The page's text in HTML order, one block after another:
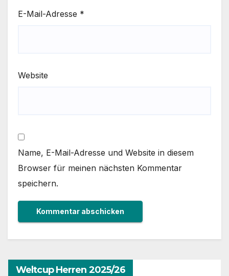
E-Mail-Adresse *
Website
Name, E-Mail-Adresse und Website in diesem
Browser für meinen nächsten Kommentar
speichern.
Weltcup Herren 2025/26